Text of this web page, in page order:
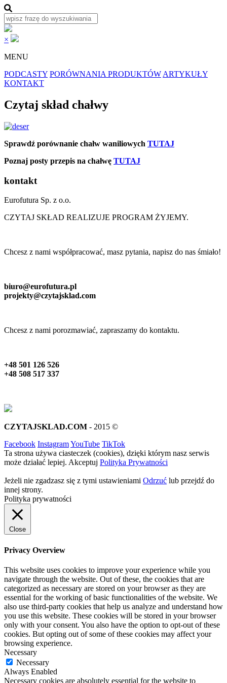
×
MENU
PODCASTY PORÓWNANIA PRODUKTÓW ARTYKUŁY
KONTAKT
Czytaj skład chałwy
Sprawdź porównanie chałw waniliowych TUTAJ
Poznaj posty przepis na chałwę TUTAJ
kontakt
Eurofutura Sp. z o.o.
CZYTAJ SKŁAD REALIZUJE PROGRAM ŻYJEMY.
Chcesz z nami współpracować, masz pytania, napisz do nas śmiało!
biuro@eurofutura.pl
projekty@czytajsklad.com
Chcesz z nami porozmawiać, zapraszamy do kontaktu.
+48 501 126 526
+48 508 517 337
CZYTAJSKLAD.COM - 2015 ©
Facebook InstagramYouTube TikTok
Ta strona używa ciasteczek (cookies), dzięki którym nasz serwis
może działać lepiej. Akceptuj Polityka Prywatności
Jeżeli nie zgadzasz się z tymi ustawieniami Odrzuć lub przejdź do
innej strony.
Polityka prywatności
Close
Privacy Overview
This website uses cookies to improve your experience while you
navigate through the website. Out of these, the cookies that are
categorized as necessary are stored on your browser as they are
essential for the working of basic functionalities of the website. We
also use third-party cookies that help us analyze and understand how
you use this website. These cookies will be stored in your browser
only with your consent. You also have the option to opt-out of these
cookies. But opting out of some of these cookies may affect your
browsing experience.
Necessary
Necessary
Always Enabled
Necessary cookies are absolutely essential for the website to